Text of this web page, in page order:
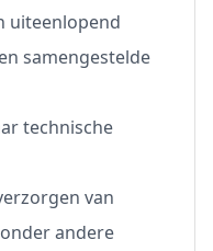
uiteenlopend
samengestelde
technische
van
andere